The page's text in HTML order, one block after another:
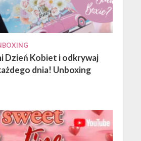
Dzień Kobiet i odkrywaj
dnia! Unboxing